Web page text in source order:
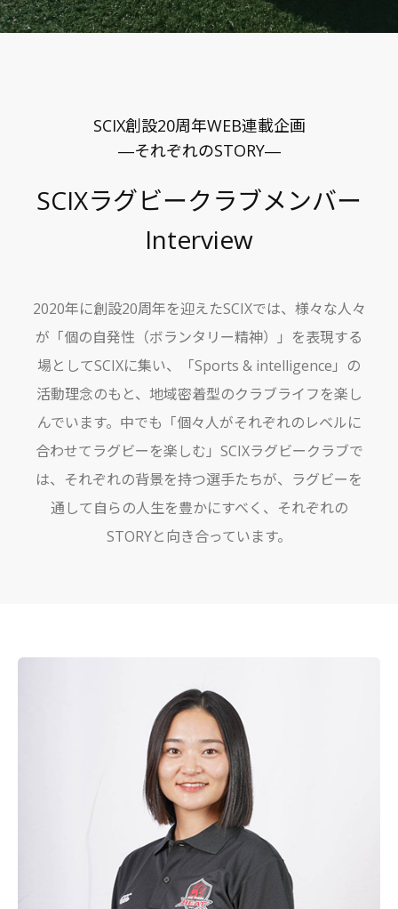
SCIX創設20周年WEB連載企画
―それぞれのSTORY―
SCIXラグビークラブメンバー
Interview
2020年に創設20周年を迎えたSCIXでは、様々な人々
が「個の自発性（ボランタリー精神）」を表現する
場としてSCIXに集い、「Sports & intelligence」の
活動理念のもと、地域密着型のクラブライフを楽し
んでいます。中でも「個々人がそれぞれのレベルに
合わせてラグビーを楽しむ」SCIXラグビークラブで
は、それぞれの背景を持つ選手たちが、ラグビーを
通して自らの人生を豊かにすべく、それぞれの
STORYと向き合っています。